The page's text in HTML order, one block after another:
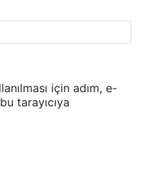
için adım, e-
tarayıcıya